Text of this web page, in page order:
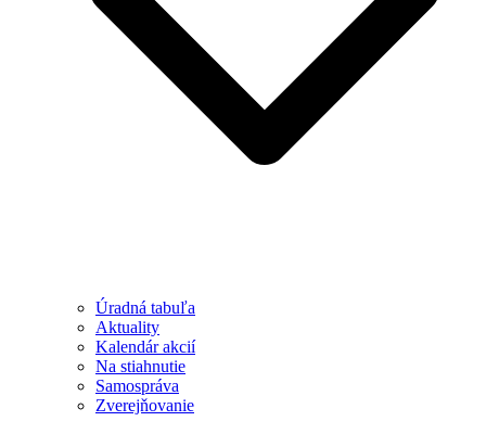
Úradná tabuľa
Aktuality
Kalendár akcií
Na stiahnutie
Samospráva
Zverejňovanie